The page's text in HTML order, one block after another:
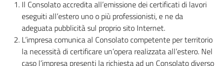
Il Consolato accredita all’emissione dei certificati di lavori
eseguiti all’estero uno o più professionisti, e ne da
adeguata pubblicità sul proprio sito Internet.
L’impresa comunica al Consolato competente per territorio
la necessità di certificare un’opera realizzata all’estero. Nel
caso l’impresa presenti la richiesta ad un Consolato diverso